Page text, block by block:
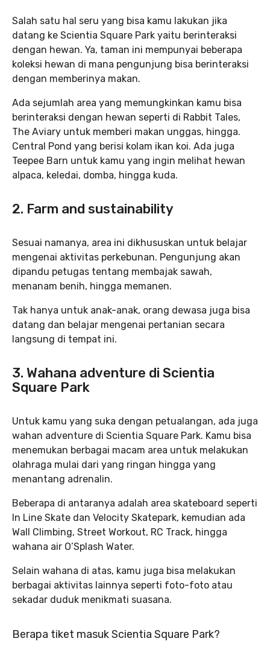
Salah satu hal seru yang bisa kamu lakukan jika
datang ke Scientia Square Park yaitu berinteraksi
dengan hewan. Ya, taman ini mempunyai beberapa
koleksi hewan di mana pengunjung bisa berinteraksi
dengan memberinya makan.
Ada sejumlah area yang memungkinkan kamu bisa
berinteraksi dengan hewan seperti di Rabbit Tales,
The Aviary untuk memberi makan unggas, hingga.
Central Pond yang berisi kolam ikan koi. Ada juga
Teepee Barn untuk kamu yang ingin melihat hewan
alpaca, keledai, domba, hingga kuda.
2. Farm and sustainability
Sesuai namanya, area ini dikhususkan untuk belajar
mengenai aktivitas perkebunan. Pengunjung akan
dipandu petugas tentang membajak sawah,
menanam benih, hingga memanen.
Tak hanya untuk anak-anak, orang dewasa juga bisa
datang dan belajar mengenai pertanian secara
langsung di tempat ini.
3. Wahana adventure di Scientia
Square Park
Untuk kamu yang suka dengan petualangan, ada juga
wahan adventure di Scientia Square Park. Kamu bisa
menemukan berbagai macam area untuk melakukan
olahraga mulai dari yang ringan hingga yang
menantang adrenalin.
Beberapa di antaranya adalah area skateboard seperti
In Line Skate dan Velocity Skatepark, kemudian ada
Wall Climbing, Street Workout, RC Track, hingga
wahana air O’Splash Water.
Selain wahana di atas, kamu juga bisa melakukan
berbagai aktivitas lainnya seperti foto-foto atau
sekadar duduk menikmati suasana.
Berapa tiket masuk Scientia Square Park?